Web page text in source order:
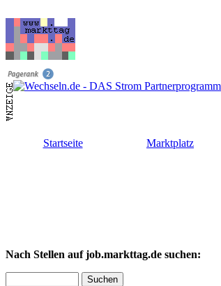
Startseite Marktplatz
Nach Stellen auf job.markttag.de suchen: